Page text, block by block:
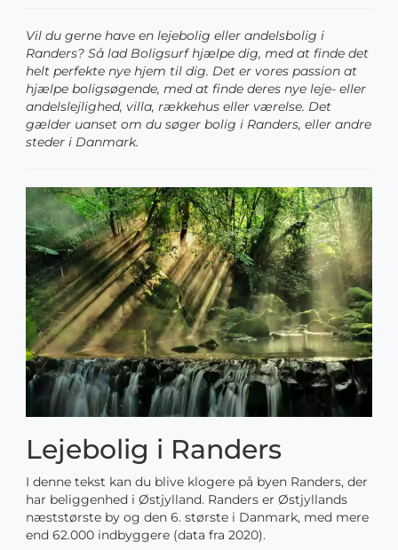
Vil du gerne have en lejebolig eller andelsbolig i
Randers? Så lad Boligsurf hjælpe dig, med at finde det
helt perfekte nye hjem til dig. Det er vores passion at
hjælpe boligsøgende, med at finde deres nye leje- eller
andelslejlighed, villa, rækkehus eller værelse. Det
gælder uanset om du søger bolig i Randers, eller andre
steder i Danmark.
Lejebolig i Randers
I denne tekst kan du blive klogere på byen Randers, der
har beliggenhed i Østjylland. Randers er Østjyllands
næststørste by og den 6. største i Danmark, med mere
end 62.000 indbyggere (data fra 2020).